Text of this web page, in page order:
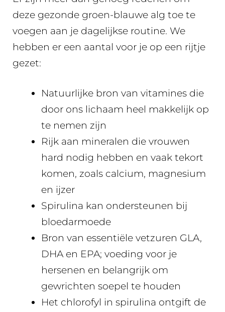
deze gezonde groen-blauwe alg toe te
voegen aan je dagelijkse routine. We
hebben er een aantal voor je op een rijtje
gezet:
Natuurlijke bron van vitamines die
door ons lichaam heel makkelijk op
te nemen zijn
Rijk aan mineralen die vrouwen
hard nodig hebben en vaak tekort
komen, zoals calcium, magnesium
en ijzer
Spirulina kan ondersteunen bij
bloedarmoede
Bron van essentiële vetzuren GLA,
DHA en EPA; voeding voor je
hersenen en belangrijk om
gewrichten soepel te houden
Het chlorofyl in spirulina ontgift de